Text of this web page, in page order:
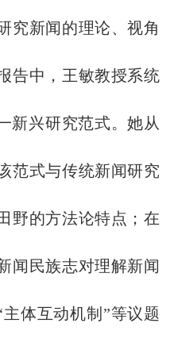
究新闻的理论、视角
告中，王敏教授系统
新兴研究范式。她从
范式与传统新闻研究
野的方法论特点；在
闻民族志对理解新闻
体互动机制”等议题